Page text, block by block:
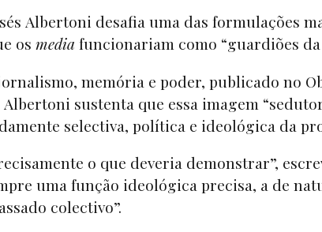
Albertoni desafia uma das formulações
os media funcionariam como “guardiões da
memória e poder, publicado no
sustenta que essa imagem
selectiva, política e ideológica da
o que deveria demonstrar”,
uma função ideológica precisa, a de
colectivo”.